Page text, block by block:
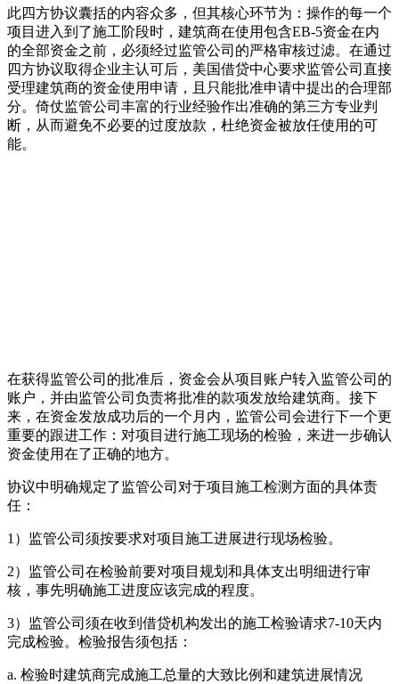
此四方协议囊括的内容众多，但其核心环节为：操作的每一个
项目进入到了施工阶段时，建筑商在使用包含EB-5资金在内
的全部资金之前，必须经过监管公司的严格审核过滤。在通过
四方协议取得企业主认可后，美国借贷中心要求监管公司直接
受理建筑商的资金使用申请，且只能批准申请中提出的合理部
分。倚仗监管公司丰富的行业经验作出准确的第三方专业判
断，从而避免不必要的过度放款，杜绝资金被放任使用的可
能。
在获得监管公司的批准后，资金会从项目账户转入监管公司的
账户，并由监管公司负责将批准的款项发放给建筑商。接下
来，在资金发放成功后的一个月内，监管公司会进行下一个更
重要的跟进工作：对项目进行施工现场的检验，来进一步确认
资金使用在了正确的地方。
协议中明确规定了监管公司对于项目施工检测方面的具体责
任：
1）监管公司须按要求对项目施工进展进行现场检验。
2）监管公司在检验前要对项目规划和具体支出明细进行审
核，事先明确施工进度应该完成的程度。
3）监管公司须在收到借贷机构发出的施工检验请求7-10天内
完成检验。检验报告须包括：
a. 检验时建筑商完成施工总量的大致比例和建筑进展情况